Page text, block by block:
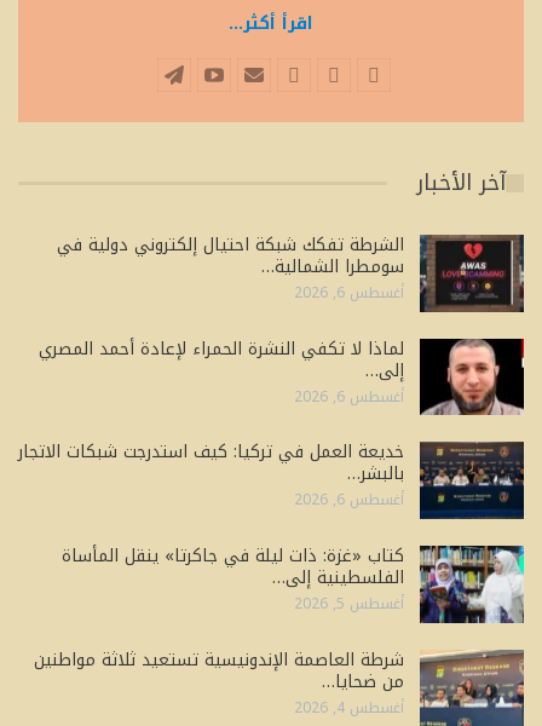
اقرأ أكثر...
آخر الأخبار
الشرطة تفكك شبكة احتيال إلكتروني دولية في
سومطرا الشمالية…
أغسطس 6, 2026
لماذا لا تكفي النشرة الحمراء لإعادة أحمد المصري
إلى…
أغسطس 6, 2026
خديعة العمل في تركيا: كيف استدرجت شبكات الاتجار
بالبشر…
أغسطس 6, 2026
كتاب «غزة: ذات ليلة في جاكرتا» ينقل المأساة
الفلسطينية إلى…
أغسطس 5, 2026
شرطة العاصمة الإندونيسية تستعيد ثلاثة مواطنين
من ضحايا…
أغسطس 4, 2026